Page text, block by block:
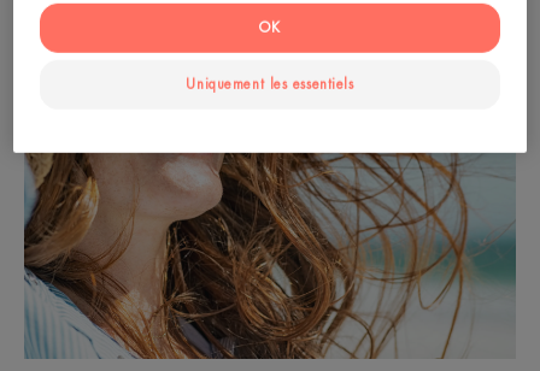
Uniquement les essentiels
OK